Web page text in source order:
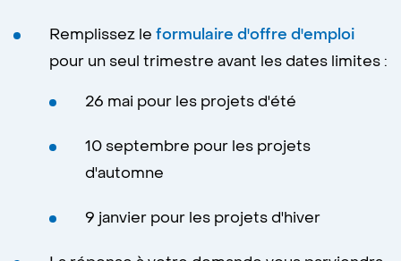
Remplissez le formulaire d'offre d'emploi
pour un seul trimestre avant les dates limites :
26 mai pour les projets d'été
10 septembre pour les projets
d'automne
9 janvier pour les projets d'hiver